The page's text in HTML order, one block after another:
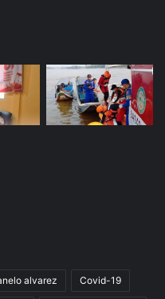
alvarez Covid-19